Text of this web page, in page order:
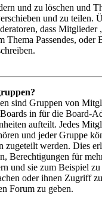
und zu löschen und
und zu teilen.
dass Mitglieder
Thema Passendes, oder
sind Gruppen von
in für die Board-
aufteilt. Jedes
und jeder Gruppe
zugeteilt werden. Dies
Berechtigungen für
und sie zum Beispiel
oder ihnen Zugriff
Forum zu geben.